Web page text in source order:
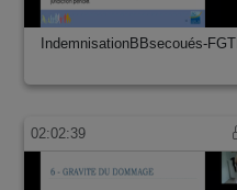
IndemnisationBBsecoués-FGTI
02:02:39